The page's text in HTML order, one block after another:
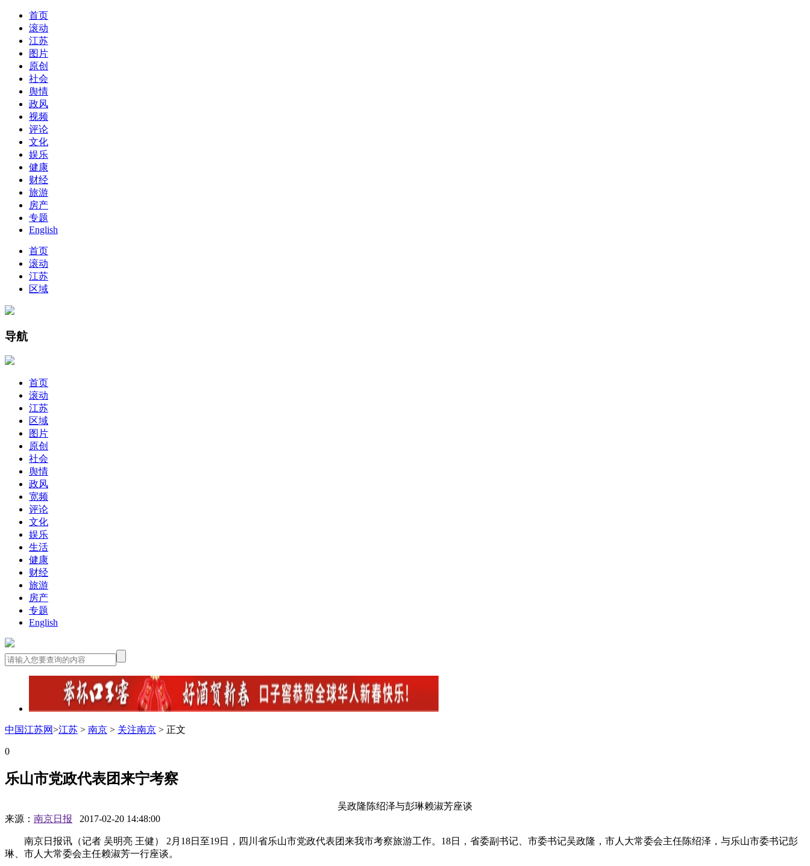
首页
滚动
江苏
图片
原创
社会
舆情
政风
视频
评论
文化
娱乐
健康
财经
旅游
房产
专题
English
首页
滚动
江苏
区域
导航
首页
滚动
江苏
区域
图片
原创
社会
舆情
政风
宽频
评论
文化
娱乐
生活
健康
财经
旅游
房产
专题
English
中国江苏网>江苏 > 南京 > 关注南京 > 正文
0
乐山市党政代表团来宁考察
吴政隆陈绍泽与彭琳赖淑芳座谈
来源： 南京日报 2017-02-20 14:48:00
南京日报讯（记者 吴明亮 王健） 2月18日至19日，四川省乐山市党政代表团来我市考察旅游工作。18日，省委副书记、市委书记吴政隆，市人大常委会主任陈绍泽，与乐山市委书记彭
琳、市人大常委会主任赖淑芳一行座谈。